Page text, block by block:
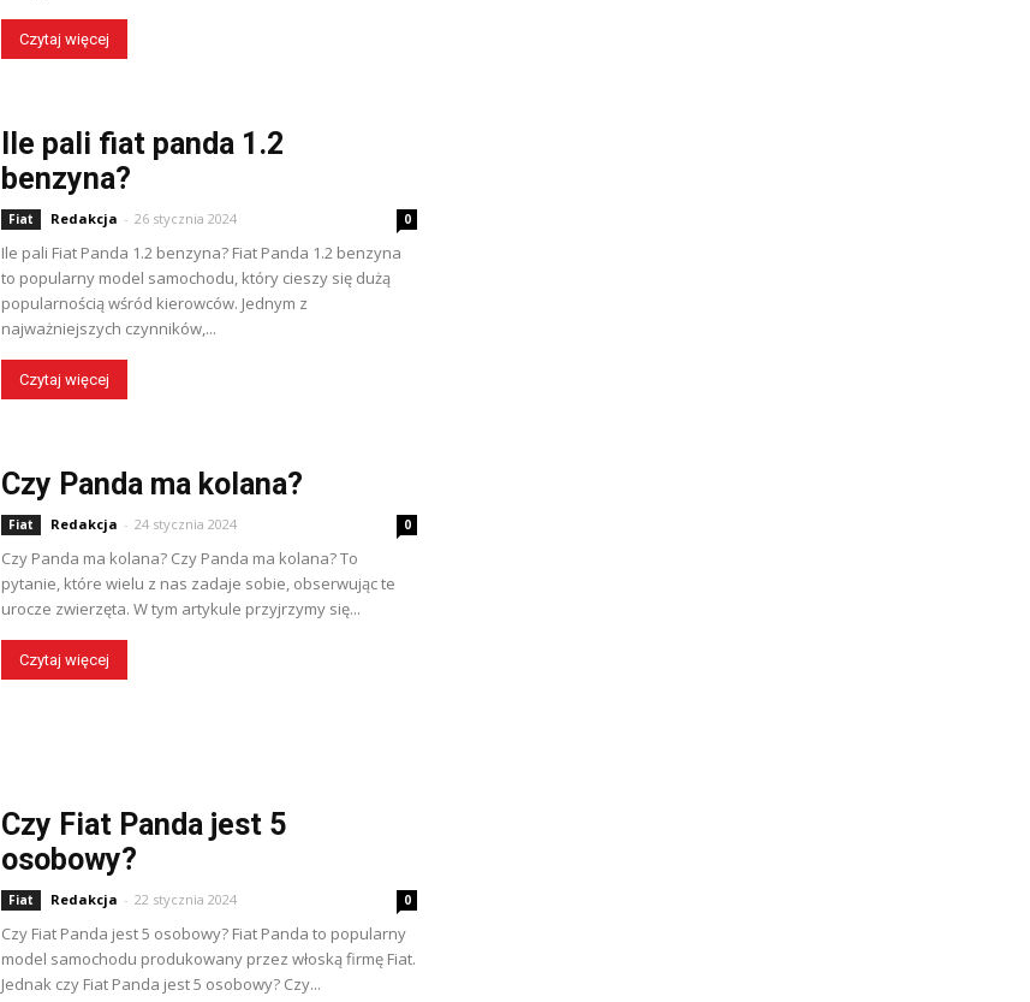
Czytaj więcej
Ile pali fiat panda 1.2
benzyna?
Fiat Redakcja - 26 stycznia 2024 0
Ile pali Fiat Panda 1.2 benzyna? Fiat Panda 1.2 benzyna
to popularny model samochodu, który cieszy się dużą
popularnością wśród kierowców. Jednym z
najważniejszych czynników,...
Czytaj więcej
Czy Panda ma kolana?
Fiat Redakcja - 24 stycznia 2024 0
Czy Panda ma kolana? Czy Panda ma kolana? To
pytanie, które wielu z nas zadaje sobie, obserwując te
urocze zwierzęta. W tym artykule przyjrzymy się...
Czytaj więcej
Czy Fiat Panda jest 5
osobowy?
Fiat Redakcja - 22 stycznia 2024 0
Czy Fiat Panda jest 5 osobowy? Fiat Panda to popularny
model samochodu produkowany przez włoską firmę Fiat.
Jednak czy Fiat Panda jest 5 osobowy? Czy...